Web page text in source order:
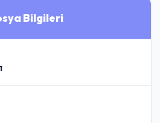
Bilgileri